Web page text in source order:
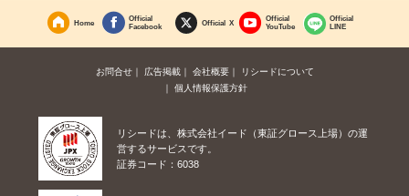
Home
Official
Facebook
Official X
Official
YouTube
Official
LINE
お問合せ 広告掲載 会社概要
リシードについて
個人情報保護方針
リシードは、株式会社イード（東証グロース上場）の運
営するサービスです。
証券コード：6038